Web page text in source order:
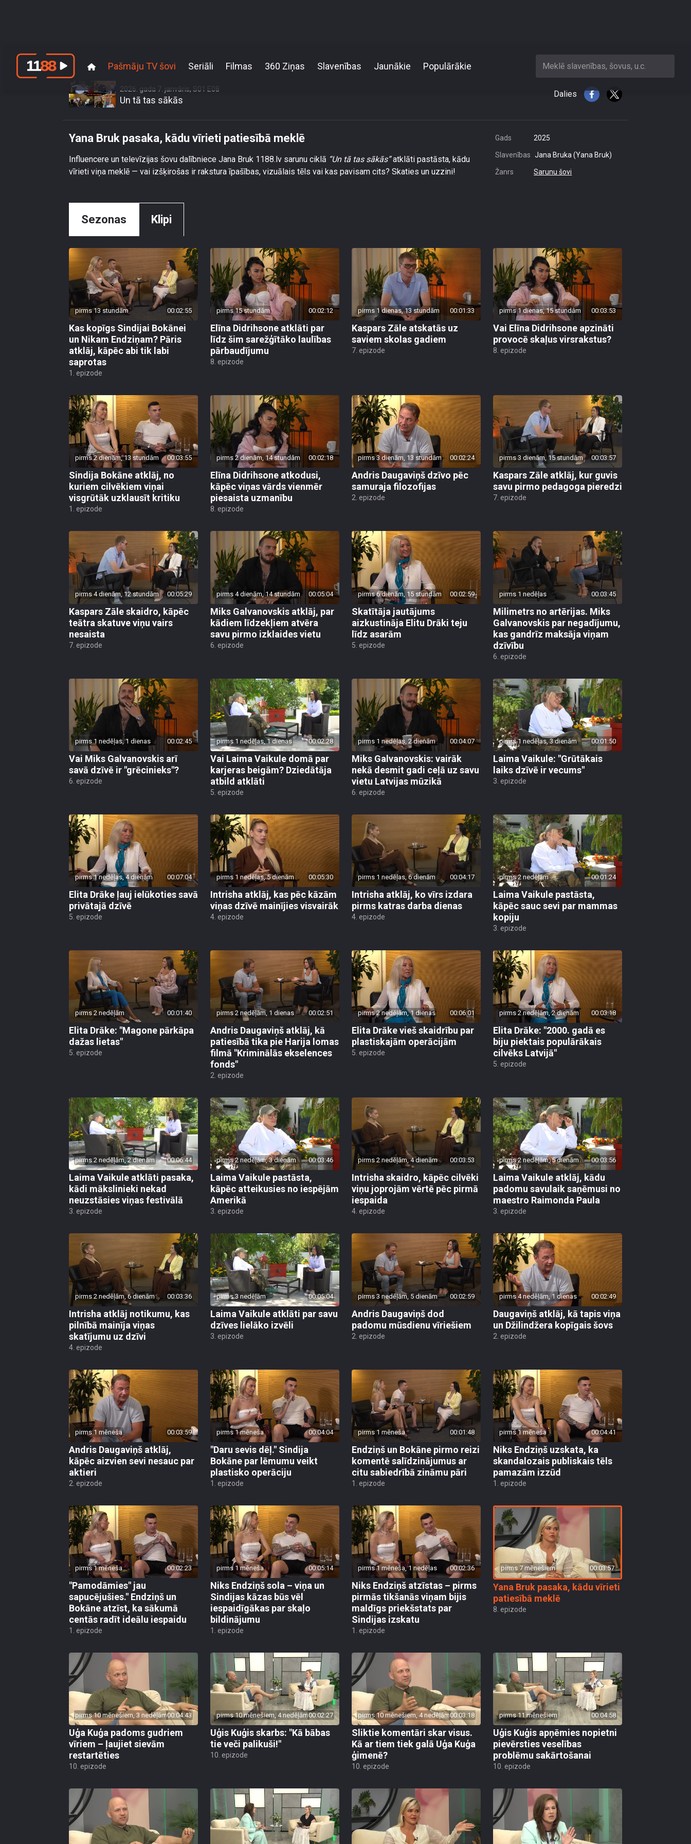
2026. gada 7. janvāris, S01 E08
Influencere un televīzijas šovu dalībniece Jana Bruk 1188.lv sarunu ciklā Slavenības Jana Bruka (Yana Bruk)
Žanrs Sarunu šovi
Sezonas Klipi
pirms 13 stundām 00:02:55
Kas kopīgs Sindijai Bokānei
un Nikam Endziņam? Pāris
atklāj, kāpēc abi tik labi
saprotas
1. epizode
pirms 15 stundām 00:02:12
Elīna Didrihsone atklāti par
līdz šim sarežģītāko laulības
pārbaudījumu
8. epizode
pirms 1 dienas, 13 stundām 00:01:33
Kaspars Zāle atskatās uz
saviem skolas gadiem
7. epizode
pirms 1 dienas, 15 stundām 00:03:53
Vai Elīna Didrihsone apzināti
provocē skaļus virsrakstus?
8. epizode
pirms 2 dienām, 13 stundām 00:03:55
Sindija Bokāne atklāj, no
kuriem cilvēkiem viņai
visgrūtāk uzklausīt kritiku
1. epizode
pirms 2 dienām, 14 stundām 00:02:18
Elīna Didrihsone atkodusi,
kāpēc viņas vārds vienmēr
piesaista uzmanību
8. epizode
pirms 3 dienām, 13 stundām 00:02:24
Andris Daugaviņš dzīvo pēc
samuraja filozofijas
2. epizode
pirms 3 dienām, 15 stundām 00:03:57
Kaspars Zāle atklāj, kur guvis
savu pirmo pedagoga pieredzi
7. epizode
pirms 4 dienām, 12 stundām 00:05:29
Kaspars Zāle skaidro, kāpēc
teātra skatuve viņu vairs
nesaista
7. epizode
pirms 4 dienām, 14 stundām 00:05:04
Miks Galvanovskis atklāj, par
kādiem līdzekļiem atvēra
savu pirmo izklaides vietu
6. epizode
pirms 6 dienām, 15 stundām 00:02:59
Skatītāja jautājums
aizkustināja Elitu Drāki teju
līdz asarām
5. epizode
pirms 1 nedēļas 00:03:45
Milimetrs no artērijas. Miks
Galvanovskis par negadījumu,
kas gandrīz maksāja viņam
dzīvību
6. epizode
pirms 1 nedēļas, 1 dienas 00:02:45
Vai Miks Galvanovskis arī
savā dzīvē ir "grēcinieks"?
6. epizode
pirms 1 nedēļas, 1 dienas 00:02:28
Vai Laima Vaikule domā par
karjeras beigām? Dziedātāja
atbild atklāti
5. epizode
pirms 1 nedēļas, 2 dienām 00:04:07
Miks Galvanovskis: vairāk
nekā desmit gadi ceļā uz savu
vietu Latvijas mūzikā
6. epizode
pirms 1 nedēļas, 3 dienām 00:01:50
Laima Vaikule: "Grūtākais
laiks dzīvē ir vecums"
3. epizode
pirms 1 nedēļas, 4 dienām 00:07:04
Elita Drāke ļauj ielūkoties savā
privātajā dzīvē
5. epizode
pirms 1 nedēļas, 5 dienām 00:05:30
Intrisha atklāj, kas pēc kāzām
viņas dzīvē mainījies visvairāk
4. epizode
pirms 1 nedēļas, 6 dienām 00:04:17
Intrisha atklāj, ko vīrs izdara
pirms katras darba dienas
4. epizode
pirms 2 nedēļām 00:01:24
Laima Vaikule pastāsta,
kāpēc sauc sevi par mammas
kopiju
3. epizode
pirms 2 nedēļām 00:01:40
Elita Drāke: "Magone pārkāpa
dažas lietas"
5. epizode
pirms 2 nedēļām, 1 dienas 00:02:51
Andris Daugaviņš atklāj, kā
patiesībā tika pie Harija lomas
filmā "Kriminālās ekselences
fonds"
2. epizode
pirms 2 nedēļām, 1 dienas 00:06:01
Elita Drāke vieš skaidrību par
plastiskajām operācijām
5. epizode
pirms 2 nedēļām, 2 dienām 00:03:18
Elita Drāke: "2000. gadā es
biju piektais populārākais
cilvēks Latvijā"
5. epizode
pirms 2 nedēļām, 2 dienām 00:06:44
Laima Vaikule atklāti pasaka,
kādi mākslinieki nekad
neuzstāsies viņas festivālā
3. epizode
pirms 2 nedēļām, 3 dienām 00:03:46
Laima Vaikule pastāsta,
kāpēc atteikusies no iespējām
Amerikā
3. epizode
pirms 2 nedēļām, 4 dienām 00:03:53
Intrisha skaidro, kāpēc cilvēki
viņu joprojām vērtē pēc pirmā
iespaida
4. epizode
pirms 2 nedēļām, 5 dienām 00:03:56
Laima Vaikule atklāj, kādu
padomu savulaik saņēmusi no
maestro Raimonda Paula
3. epizode
pirms 2 nedēļām, 6 dienām 00:03:36
Intrisha atklāj notikumu, kas
pilnībā mainīja viņas
skatījumu uz dzīvi
4. epizode
pirms 3 nedēļām 00:05:04
Laima Vaikule atklāti par savu
dzīves lielāko izvēli
3. epizode
pirms 3 nedēļām, 5 dienām 00:02:59
Andris Daugaviņš dod
padomu mūsdienu vīriešiem
2. epizode
pirms 4 nedēļām, 1 dienas 00:02:49
Daugaviņš atklāj, kā tapis viņa
un Džilindžera kopīgais šovs
2. epizode
pirms 1 mēneša 00:03:59
Andris Daugaviņš atklāj,
kāpēc aizvien sevi nesauc par
aktieri
2. epizode
pirms 1 mēneša 00:04:04
"Daru sevis dēļ." Sindija
Bokāne par lēmumu veikt
plastisko operāciju
1. epizode
pirms 1 mēneša 00:01:48
Endziņš un Bokāne pirmo reizi
komentē salīdzinājumus ar
citu sabiedrībā zināmu pāri
1. epizode
pirms 1 mēneša 00:04:41
Niks Endziņš uzskata, ka
skandalozais publiskais tēls
pamazām izzūd
1. epizode
pirms 1 mēneša 00:02:23
"Pamodāmies" jau
sapucējušies." Endziņš un
Bokāne atzīst, ka sākumā
centās radīt ideālu iespaidu
1. epizode
pirms 1 mēneša 00:05:14
Niks Endziņš sola – viņa un
Sindijas kāzas būs vēl
iespaidīgākas par skaļo
bildinājumu
1. epizode
pirms 1 mēneša, 1 nedēļas 00:02:36
Niks Endziņš atzīstas – pirms
pirmās tikšanās viņam bijis
maldīgs priekšstats par
Sindijas izskatu
1. epizode
pirms 7 mēnešiem 00:03:57
Yana Bruk pasaka, kādu vīrieti
patiesībā meklē
8. epizode
pirms 10 mēnešiem, 3 nedēļām 00:04:43
Uģa Kuģa padoms gudriem
vīriem – ļaujiet sievām
restartēties
10. epizode
pirms 10 mēnešiem, 4 nedēļām00:02:27
Uģis Kuģis skarbs: "Kā bābas
tie veči palikuši!"
10. epizode
pirms 10 mēnešiem, 4 nedēļām00:03:18
Sliktie komentāri skar visus.
Kā ar tiem tiek galā Uģa Kuģa
ģimenē?
10. epizode
pirms 11 mēnešiem 00:04:58
Uģis Kuģis apņēmies nopietni
pievērsties veselības
problēmu sakārtošanai
10. epizode
pirms 11 mēnešiem 00:02:54 pirms 11 mēnešiem 00:01:50 pirms 11 mēnešiem 00:03:00 pirms 11 mēnešiem 00:02:14